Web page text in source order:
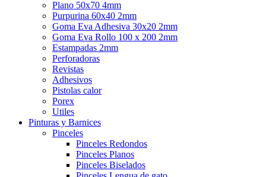
Plano 50x70 4mm
Purpurina 60x40 2mm
Goma Eva Adhesiva 30x20 2mm
Goma Eva Rollo 100 x 200 2mm
Estampadas 2mm
Perforadoras
Revistas
Adhesivos
Pistolas calor
Porex
Utiles
Pinturas y Barnices
Pinceles
Pinceles Redondos
Pinceles Planos
Pinceles Biselados